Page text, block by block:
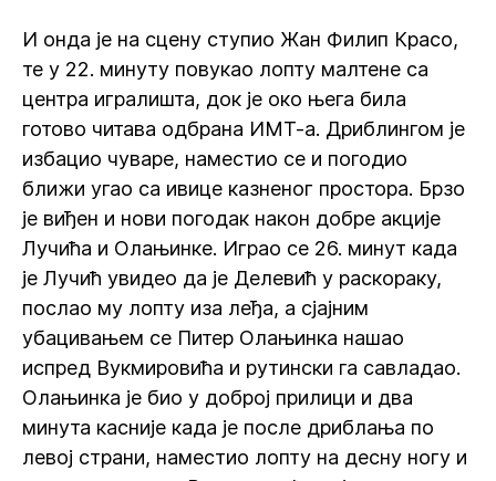
И онда је на сцену ступио Жан Филип Красо,
те у 22. минуту повукао лопту малтене са
центра игралишта, док је око њега била
готово читава одбрана ИМТ-а. Дриблингом је
избацио чуваре, наместио се и погодио
ближи угао са ивице казненог простора. Брзо
је виђен и нови погодак након добре акције
Лучића и Олањинке. Играо се 26. минут када
је Лучић увидео да је Делевић у раскораку,
послао му лопту иза леђа, а сјајним
убацивањем се Питер Олањинка нашао
испред Вукмировића и рутински га савладао.
Олањинка је био у доброј прилици и два
минута касније када је после дриблања по
левој страни, наместио лопту на десну ногу и